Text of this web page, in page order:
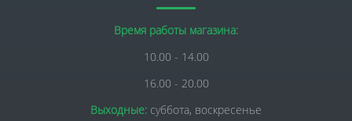
Время работы магазина:
10.00 - 14.00
16.00 - 20.00
Выходные: суббота, воскресенье